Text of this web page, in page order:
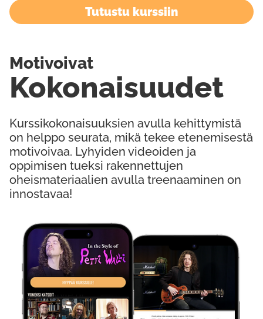
Kokeile Ilmaiseksi
Tutustu kurssiin
Kurssikokonaisuuksien avulla kehittymistä
on helppo seurata, mikä tekee etenemisestä
motivoivaa. Lyhyiden videoiden ja
oppimisen tueksi rakennettujen
oheismateriaalien avulla treenaaminen on
innostavaa!
Kokonaisuudet
Motivoivat